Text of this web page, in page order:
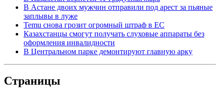
В Астане двоих мужчин отправили под арест за пьяные
заплывы в луже
Temu снова грозит огромный штраф в ЕС
Казахстанцы смогут получать слуховые аппараты без
оформления инвалидности
В Центральном парке демонтируют главную арку
Страницы